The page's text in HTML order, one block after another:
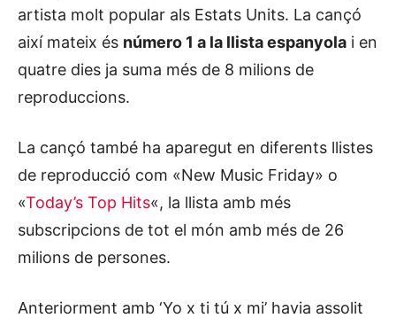
artista molt popular als Estats Units. La cançó
així mateix és número 1 a la llista espanyola i en
quatre dies ja suma més de 8 milions de
reproduccions.
La cançó també ha aparegut en diferents llistes
de reproducció com «New Music Friday» o
«Today’s Top Hits«, la llista amb més
subscripcions de tot el món amb més de 26
milions de persones.
Anteriorment amb ‘Yo x ti tú x mi’ havia assolit